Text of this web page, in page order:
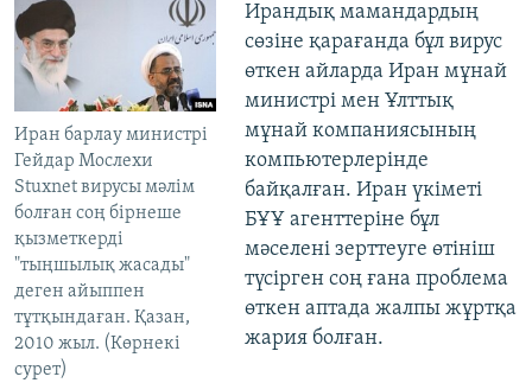
Ирандық мамандардың
Иран барлау министрі
Гейдар Мослехи
Stuxnet вирусы мәлім
болған соң бірнеше
қызметкерді
"тыңшылық жасады"
деген айыппен
тұтқындаған. Қазан,
2010 жыл. (Көрнекі
сурет)
сөзіне қарағанда бұл вирус
өткен айларда Иран мұнай
министрі мен Ұлттық
мұнай компаниясының
компьютерлерінде
байқалған. Иран үкіметі
БҰҰ агенттеріне бұл
мәселені зерттеуге өтініш
түсірген соң ғана проблема
өткен аптада жалпы жұртқа
жария болған.